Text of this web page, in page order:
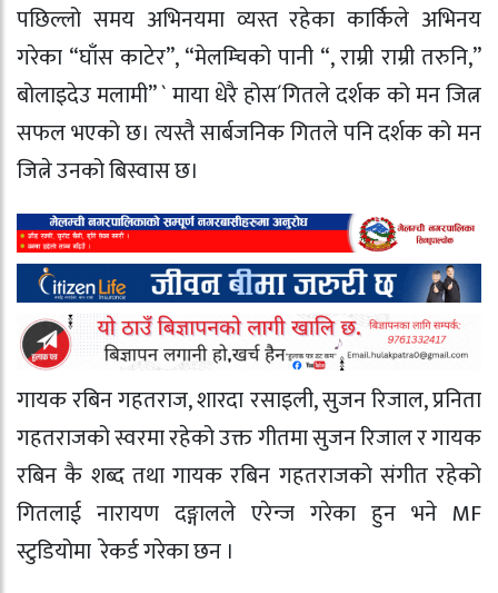
पछिल्लो समय अभिनयमा व्यस्त रहेका कार्किले अभिनय
गरेका “घाँस काटेर”, “मेलम्चिको पानी “, राम्री राम्री तरुनि,”
बोलाइदेउ मलामी” ` माया धेरै होस´गितले दर्शक को मन जित्न
सफल भएको छ। त्यस्तै सार्बजनिक गितले पनि दर्शक को मन
जित्ने उनको बिस्वास छ।
गायक रबिन गहतराज, शारदा रसाइली, सुजन रिजाल, प्रनिता
गहतराजको स्वरमा रहेको उक्त गीतमा सुजन रिजाल र गायक
रबिन कै शब्द तथा गायक रबिन गहतराजको संगीत रहेको
गितलाई नारायण दङ्गालले एरेन्ज गरेका हुन भने MF
स्टुडियोमा रेकर्ड गरेका छन ।